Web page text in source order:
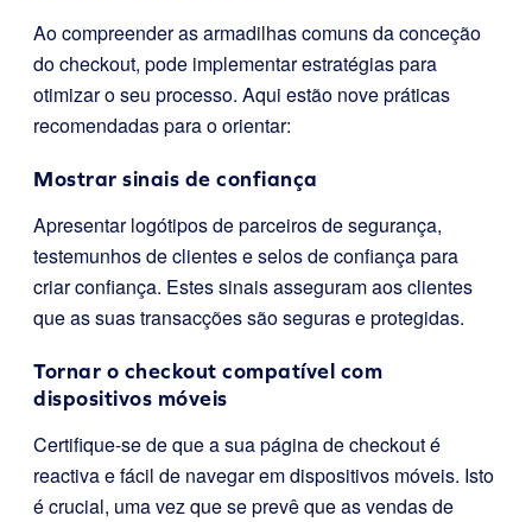
Ao compreender as armadilhas comuns da conceção
do checkout, pode implementar estratégias para
otimizar o seu processo. Aqui estão nove práticas
recomendadas para o orientar:
Mostrar sinais de confiança
Apresentar logótipos de parceiros de segurança,
testemunhos de clientes e selos de confiança para
criar confiança. Estes sinais asseguram aos clientes
que as suas transacções são seguras e protegidas.
Tornar o checkout compatível com
dispositivos móveis
Certifique-se de que a sua página de checkout é
reactiva e fácil de navegar em dispositivos móveis. Isto
é crucial, uma vez que se prevê que as vendas de